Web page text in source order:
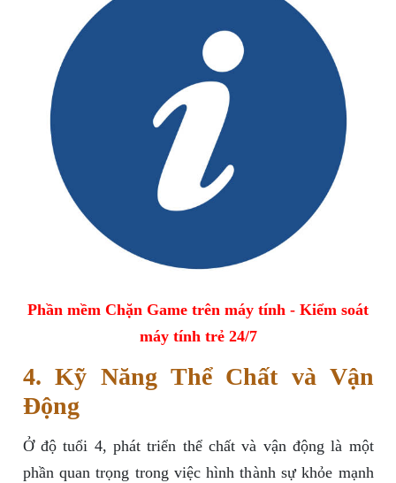
Phần mềm Chặn Game trên máy tính - Kiểm soát
máy tính trẻ 24/7
4. Kỹ Năng Thể Chất và Vận
Động
Ở độ tuổi 4, phát triển thể chất và vận động là một
phần quan trọng trong việc hình thành sự khỏe mạnh